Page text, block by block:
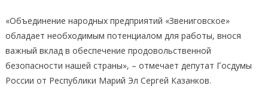
«Объединение народных предприятий «Звениговское»
обладает необходимым потенциалом для работы, внося
важный вклад в обеспечение продовольственной
безопасности нашей страны», – отмечает депутат Госдумы
России от Республики Марий Эл Сергей Казанков.